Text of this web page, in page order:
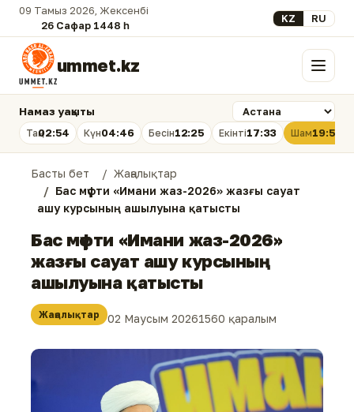
09 Тамыз 2026, Жексенбі
26 Сафар 1448 һ.
Select your
KZ RU
ummet.kz Мәзір
Намаз уақыты
Таң02:54 Күн04:46 Бесін12:25 Екінті17:33 Шам19:53
Басты бет
Жаңалықтар
Бас мүфти «Имани жаз-2026» жазғы сауат
ашу курсының ашылуына қатысты
Бас мүфти «Имани жаз-2026»
жазғы сауат ашу курсының
ашылуына қатысты
Жаңалықтар 02 Маусым 20261560 қаралым